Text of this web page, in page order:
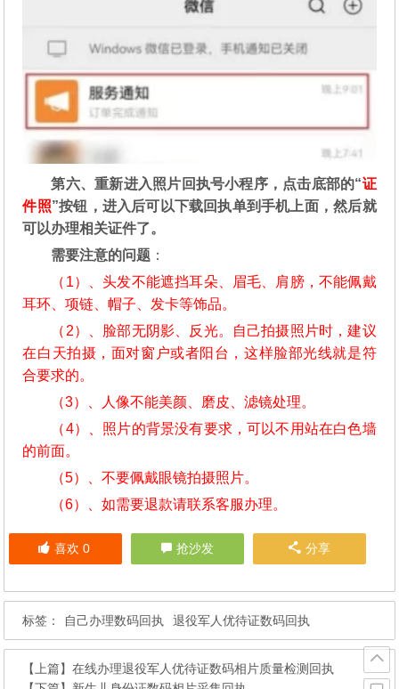
第六、重新进入照片回执号小程序，点击底部的“证
件照”按钮，进入后可以下载回执单到手机上面，然后就
可以办理相关证件了。
需要注意的问题 ：
（1）、头发不能遮挡耳朵、眉毛、肩膀，不能佩戴
耳环、项链、帽子、发卡等饰品。
（2）、脸部无阴影、反光。自己拍摄照片时，建议
在白天拍摄，面对窗户或者阳台，这样脸部光线就是符
合要求的。
（3）、人像不能美颜、磨皮、滤镜处理。
（4）、照片的背景没有要求，可以不用站在白色墙
的前面。
（5）、不要佩戴眼镜拍摄照片。
（6）、如需要退款请联系客服办理。
喜欢 0 抢沙发 分享
标签： 自己办理数码回执 退役军人优待证数码回执
【上篇】在线办理退役军人优待证数码相片质量检测回执